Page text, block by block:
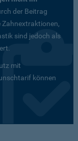
der Beitrag
sind jedoch als
mit
können